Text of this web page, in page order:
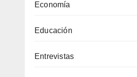
Economía
Educación
Entrevistas